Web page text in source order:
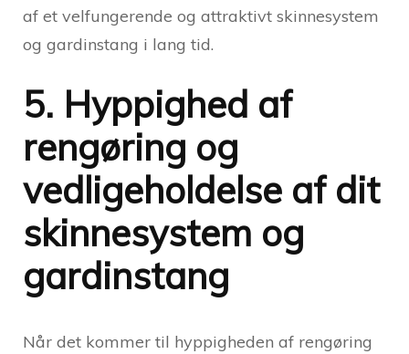
af et velfungerende og attraktivt skinnesystem
og gardinstang i lang tid.
5. Hyppighed af
rengøring og
vedligeholdelse af dit
skinnesystem og
gardinstang
Når det kommer til hyppigheden af rengøring